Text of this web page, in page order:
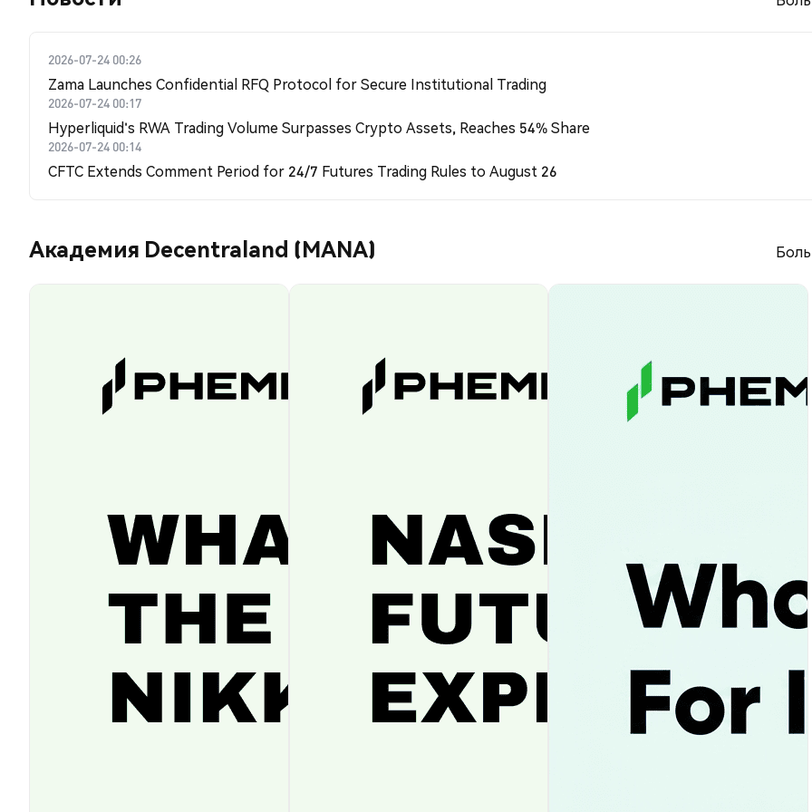
2026-07-24 00:26
Zama Launches Confidential RFQ Protocol for Secure Institutional Trading
2026-07-24 00:17
Hyperliquid's RWA Trading Volume Surpasses Crypto Assets, Reaches 54% Share
2026-07-24 00:14
CFTC Extends Comment Period for 24/7 Futures Trading Rules to August 26
Академия Decentraland (MANA)